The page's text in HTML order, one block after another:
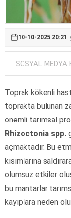
10-10-2025 20:21
SOSYAL MEDYA
Toprak kökenli
toprakta bulunan
önemli tarımsal
Rhizoctonia spp.
açmaktadır. Bu
kısımlarına
olumsuz etkiler
bu mantarlar
kayıplara neden